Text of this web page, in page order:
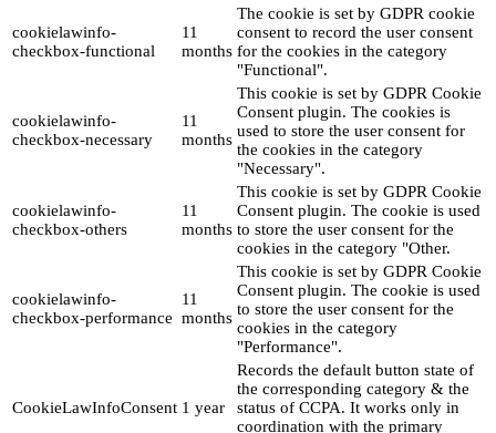
cookielawinfo-
checkbox-functional
11
months
The cookie is set by GDPR cookie
consent to record the user consent
for the cookies in the category
"Functional".
cookielawinfo-
checkbox-necessary
11
months
This cookie is set by GDPR Cookie
Consent plugin. The cookies is
used to store the user consent for
the cookies in the category
"Necessary".
cookielawinfo-
checkbox-others
11
months
This cookie is set by GDPR Cookie
Consent plugin. The cookie is used
to store the user consent for the
cookies in the category "Other.
cookielawinfo-
checkbox-performance
11
months
This cookie is set by GDPR Cookie
Consent plugin. The cookie is used
to store the user consent for the
cookies in the category
"Performance".
CookieLawInfoConsent 1 year
Records the default button state of
the corresponding category & the
status of CCPA. It works only in
coordination with the primary